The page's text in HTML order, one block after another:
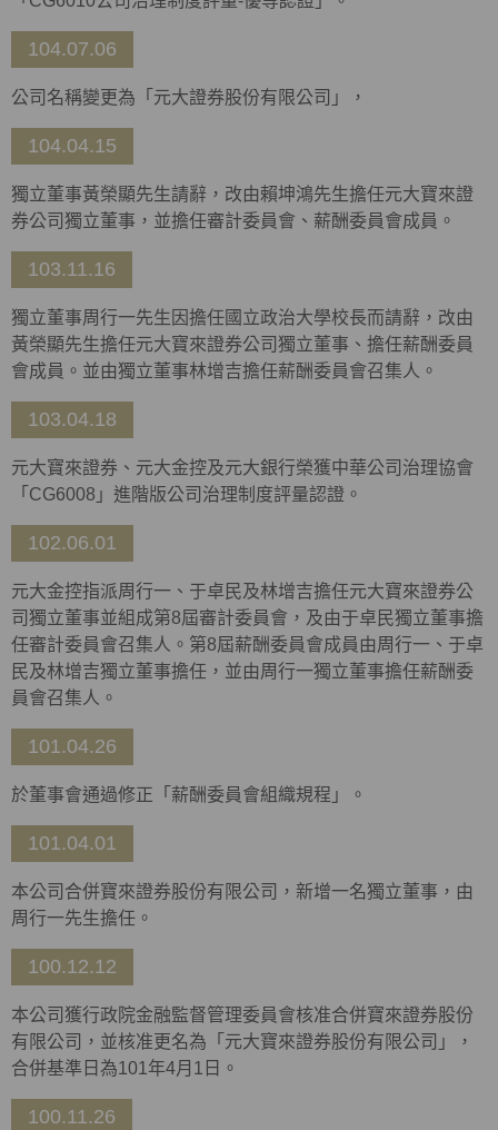
104.07.06
公司名稱變更為「元大證券股份有限公司」，
104.04.15
獨立董事黃榮顯先生請辭，改由賴坤鴻先生擔任元大寶來證
券公司獨立董事，並擔任審計委員會、薪酬委員會成員。
103.11.16
獨立董事周行一先生因擔任國立政治大學校長而請辭，改由
黃榮顯先生擔任元大寶來證券公司獨立董事、擔任薪酬委員
會成員。並由獨立董事林增吉擔任薪酬委員會召集人。
103.04.18
元大寶來證券、元大金控及元大銀行榮獲中華公司治理協會
「CG6008」進階版公司治理制度評量認證。
102.06.01
元大金控指派周行一、于卓民及林增吉擔任元大寶來證券公
司獨立董事並組成第8屆審計委員會，及由于卓民獨立董事擔
任審計委員會召集人。第8屆薪酬委員會成員由周行一、于卓
民及林增吉獨立董事擔任，並由周行一獨立董事擔任薪酬委
員會召集人。
101.04.26
於董事會通過修正「薪酬委員會組織規程」。
101.04.01
本公司合併寶來證券股份有限公司，新增一名獨立董事，由
周行一先生擔任。
100.12.12
本公司獲行政院金融監督管理委員會核准合併寶來證券股份
有限公司，並核准更名為「元大寶來證券股份有限公司」，
合併基準日為101年4月1日。
100.11.26